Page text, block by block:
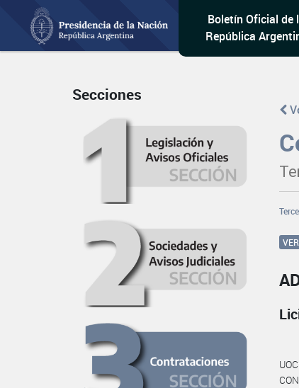
Boletín Oficial de
República
Secciones